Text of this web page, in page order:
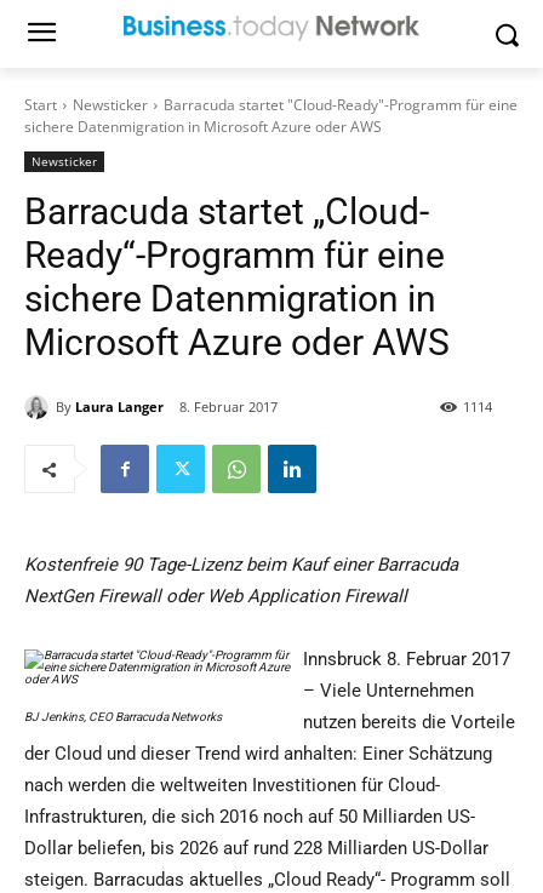
Start Newsticker
Barracuda startet "Cloud-Ready"-Programm für eine
sichere Datenmigration in Microsoft Azure oder AWS
Newsticker
Barracuda startet „Cloud-
Ready“-Programm für eine
sichere Datenmigration in
Microsoft Azure oder AWS
By Laura Langer 8. Februar 2017 1114
Kostenfreie 90 Tage-Lizenz beim Kauf einer Barracuda
NextGen Firewall oder Web Application Firewall
BJ Jenkins, CEO Barracuda Networks
Innsbruck 8. Februar 2017
– Viele Unternehmen
nutzen bereits die Vorteile
der Cloud und dieser Trend wird anhalten: Einer Schätzung
nach werden die weltweiten Investitionen für Cloud-
Infrastrukturen, die sich 2016 noch auf 50 Milliarden US-
Dollar beliefen, bis 2026 auf rund 228 Milliarden US-Dollar
steigen. Barracudas aktuelles „Cloud Ready“- Programm soll